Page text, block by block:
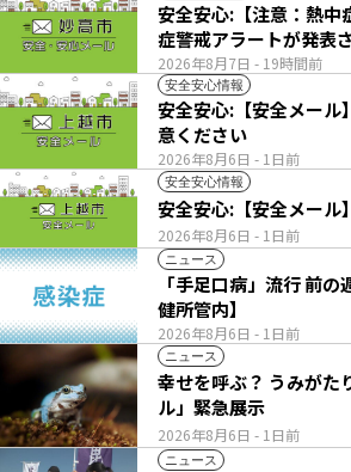
2026年8月7日 - 19時間前
安全安心:【注意：熱中
症警戒アラートが発表
安全安心情報
2026年8月6日 - 1日前
安全安心:【安全メール
意ください
安全安心情報
2026年8月6日 - 1日前
安全安心:【安全メール
ニュース
2026年8月6日 - 1日前
「手足口病」流行 前の週の3倍に増加【上越保
健所管内】
ニュース
2026年8月6日 - 1日前
幸せを呼ぶ？ うみがた
ル」緊急展示
ニュース